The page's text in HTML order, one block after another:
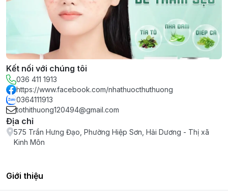
Kết nối với chúng tôi
036 411 1913
https://www.facebook.com/nhathuocthuthuong
0364111913
tothithuong120494@gmail.com
Địa chỉ
575 Trần Hưng Đạo, Phường Hiệp Sơn, Hải Dương - Thị xã
Kinh Môn
Giới thiệu